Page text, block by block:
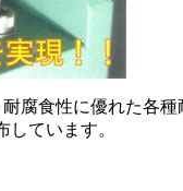
腐食性に優れた各
ています。